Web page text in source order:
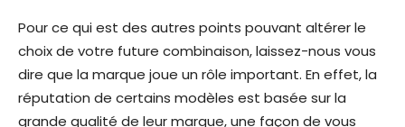
Pour ce qui est des autres points pouvant altérer le
choix de votre future combinaison, laissez-nous vous
dire que la marque joue un rôle important. En effet, la
réputation de certains modèles est basée sur la
grande qualité de leur marque, une façon de vous